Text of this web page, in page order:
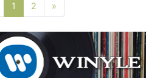
Poprzednia strona
1 2 »